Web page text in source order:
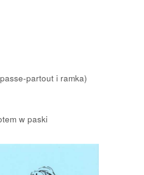
partout i ramka)
w paski